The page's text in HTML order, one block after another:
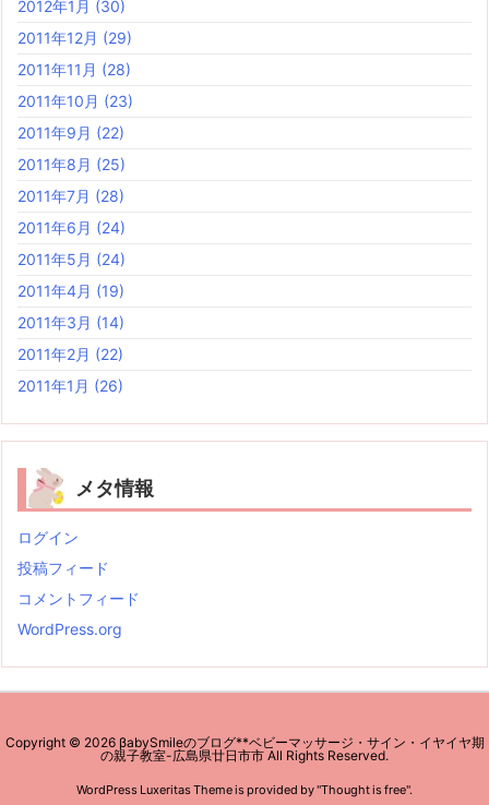
2012年1月 (30)
2011年12月 (29)
2011年11月 (28)
2011年10月 (23)
2011年9月 (22)
2011年8月 (25)
2011年7月 (28)
2011年6月 (24)
2011年5月 (24)
2011年4月 (19)
2011年3月 (14)
2011年2月 (22)
2011年1月 (26)
メタ情報
ログイン
投稿フィード
コメントフィード
WordPress.org
Copyright © 2026 βabySmileのブログ**ベビーマッサージ・サイン・イヤイヤ期
の親子教室-広島県廿日市市 All Rights Reserved.
WordPress Luxeritas Theme is provided by "Thought is free".